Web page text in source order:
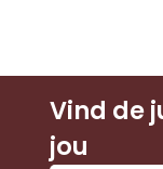
Vind de
jou